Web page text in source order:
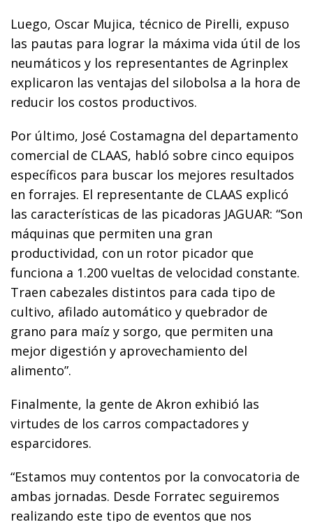
Luego, Oscar Mujica, técnico de Pirelli, expuso
las pautas para lograr la máxima vida útil de los
neumáticos y los representantes de Agrinplex
explicaron las ventajas del silobolsa a la hora de
reducir los costos productivos.
Por último, José Costamagna del departamento
comercial de CLAAS, habló sobre cinco equipos
específicos para buscar los mejores resultados
en forrajes. El representante de CLAAS explicó
las características de las picadoras JAGUAR: “Son
máquinas que permiten una gran
productividad, con un rotor picador que
funciona a 1.200 vueltas de velocidad constante.
Traen cabezales distintos para cada tipo de
cultivo, afilado automático y quebrador de
grano para maíz y sorgo, que permiten una
mejor digestión y aprovechamiento del
alimento”.
Finalmente, la gente de Akron exhibió las
virtudes de los carros compactadores y
esparcidores.
“Estamos muy contentos por la convocatoria de
ambas jornadas. Desde Forratec seguiremos
realizando este tipo de eventos que nos